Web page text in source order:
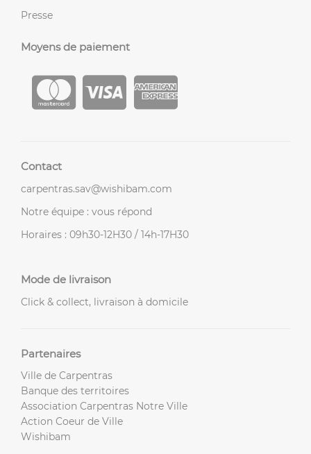
Presse
Moyens de paiement
Contact
carpentras.sav@wishibam.com
Notre équipe : vous répond
Horaires : 09h30-12H30 / 14h-17H30
Mode de livraison
Click & collect, livraison à domicile
Partenaires
Ville de Carpentras
Banque des territoires
Association Carpentras Notre Ville
Action Coeur de Ville
Wishibam